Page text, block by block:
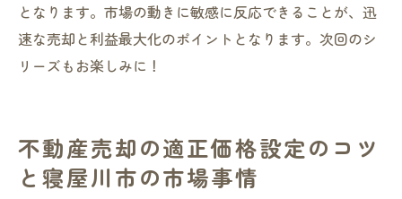
となります。市場の動きに敏感に反応できることが、迅
速な売却と利益最大化のポイントとなります。次回のシ
リーズもお楽しみに！
不動産売却の適正価格設定のコツ
と寝屋川市の市場事情